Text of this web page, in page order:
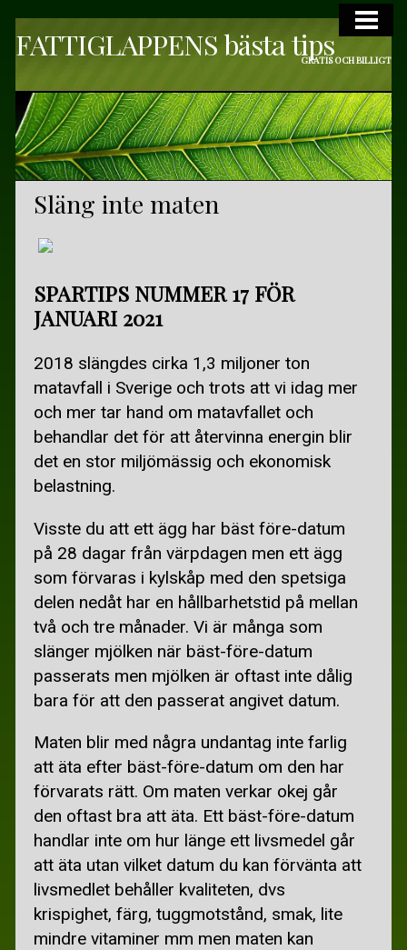
VARDAGSLYX
DAGSPA ÖVRIGA SVERIGE
ELEVBEHANDLINGAR
KULTUR
GRATIS KULTUR I SKÅNE
GRATIS TEATER OCH MUSIK
RESOR
BILLIGA FLYGBILJETTER
BILLIGA RESOR
GRATIS SEMESTER
SKIDÅKNING I SVERIGE
RECEPT
MATSEDEL
BILLIGARE MAT
BILLIGA KÖTTRÄTTER
BRÖD
GRYTOR OCH GRATÄNGER
KÖTTFÄRS OCH KORV
PIZZA, PASTA-, ÄGGRÄTTER
RECEPT RAMSLÖK
SOPPA
FATTIGLAPPENS bästa tipsGRATIS OCH BILLIGT
Släng inte maten
SPARTIPS NUMMER 17 FÖR
JANUARI 2021
2018 slängdes cirka 1,3 miljoner ton
matavfall i Sverige och trots att vi idag mer
och mer tar hand om matavfallet och
behandlar det för att återvinna energin blir
det en stor miljömässig och ekonomisk
belastning.
Visste du att ett ägg har bäst före-datum
på 28 dagar från värpdagen men ett ägg
som förvaras i kylskåp med den spetsiga
delen nedåt har en hållbarhetstid på mellan
två och tre månader. Vi är många som
slänger mjölken när bäst-före-datum
passerats men mjölken är oftast inte dålig
bara för att den passerat angivet datum.
Maten blir med några undantag inte farlig
att äta efter bäst-före-datum om den har
förvarats rätt. Om maten verkar okej går
den oftast bra att äta. Ett bäst-före-datum
handlar inte om hur länge ett livsmedel går
att äta utan vilket datum du kan förvänta att
livsmedlet behåller kvaliteten, dvs
krispighet, färg, tuggmotstånd, smak, lite
mindre vitaminer mm men maten kan